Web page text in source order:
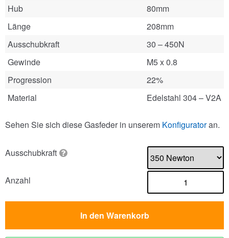
Hub
80mm
Länge
208mm
Ausschubkraft
30 – 450N
Gewinde
M5 x 0.8
Progression
22%
Material
Edelstahl 304 – V2A
Sehen Sie sich diese Gasfeder in unserem Konfiguratoran.
Ausschubkraft
Anzahl
In den Warenkorb